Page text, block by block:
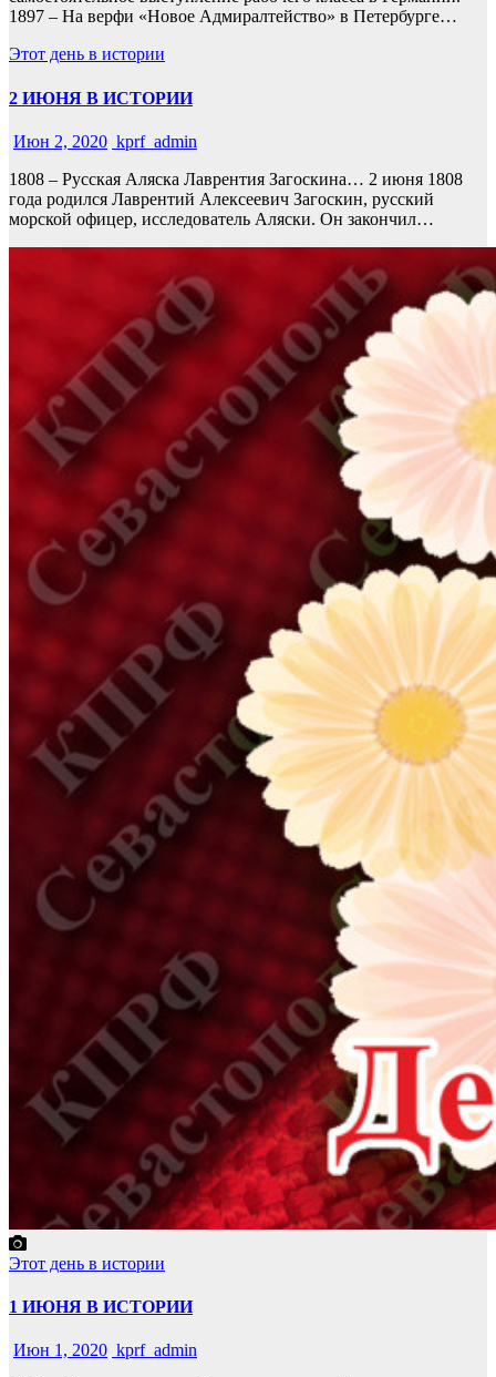
1897 – На верфи «Новое Адмиралтейство» в Петербурге…
Этот день в истории
2 ИЮНЯ В ИСТОРИИ
Июн 2, 2020 kprf_admin
1808 – Русская Аляска Лаврентия Загоскина… 2 июня 1808
года родился Лаврентий Алексеевич Загоскин, русский
морской офицер, исследователь Аляски. Он закончил…
Этот день в истории
1 ИЮНЯ В ИСТОРИИ
Июн 1, 2020 kprf_admin